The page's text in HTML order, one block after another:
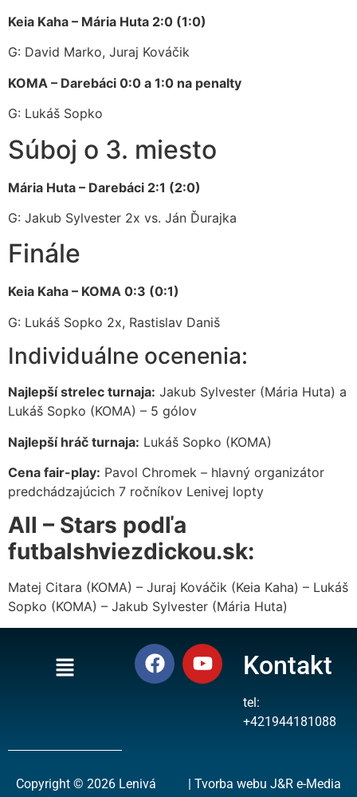
Keia Kaha – Mária Huta 2:0 (1:0)
G: David Marko, Juraj Kováčik
KOMA – Darebáci 0:0 a 1:0 na penalty
G: Lukáš Sopko
Súboj o 3. miesto
Mária Huta – Darebáci 2:1 (2:0)
G: Jakub Sylvester 2x vs. Ján Ďurajka
Finále
Keia Kaha – KOMA 0:3 (0:1)
G: Lukáš Sopko 2x, Rastislav Daniš
Individuálne ocenenia:
Najlepší strelec turnaja: Jakub Sylvester (Mária Huta) a
Lukáš Sopko (KOMA) – 5 gólov
Najlepší hráč turnaja: Lukáš Sopko (KOMA)
Cena fair-play: Pavol Chromek – hlavný organizátor
predchádzajúcich 7 ročníkov Lenivej lopty
All – Stars podľa
futbalshviezdickou.sk:
Matej Citara (KOMA) – Juraj Kováčik (Keia Kaha) – Lukáš
Sopko (KOMA) – Jakub Sylvester (Mária Huta)
Kontakt
tel:
+421944181088
Copyright © 2026 Lenivá
| Tvorba webu J&R e-Media